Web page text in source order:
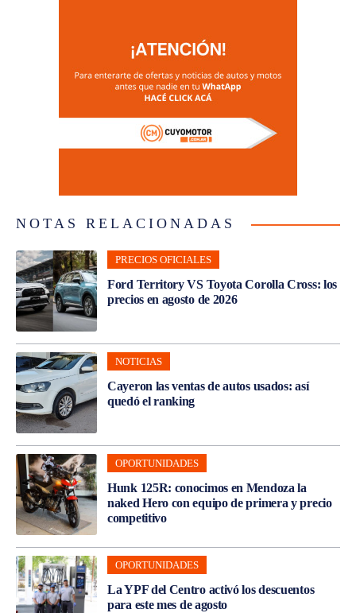
NOTAS RELACIONADAS
PRECIOS OFICIALES
Ford Territory VS Toyota Corolla Cross: los
precios en agosto de 2026
NOTICIAS
Cayeron las ventas de autos usados: así
quedó el ranking
OPORTUNIDADES
Hunk 125R: conocimos en Mendoza la
naked Hero con equipo de primera y precio
competitivo
OPORTUNIDADES
La YPF del Centro activó los descuentos
para este mes de agosto